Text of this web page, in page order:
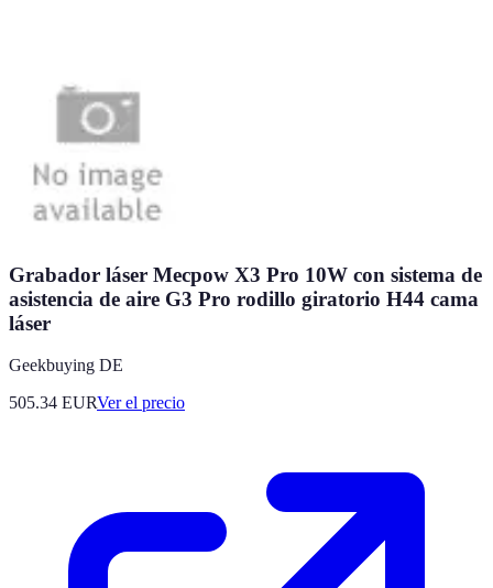
Grabador láser Mecpow X3 Pro 10W con sistema de
asistencia de aire G3 Pro rodillo giratorio H44 cama
láser
Geekbuying DE
505.34 EURVer el precio